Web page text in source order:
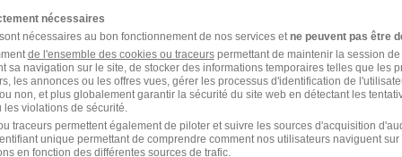
Alternance Environnement
nécessaires
nécessaires au bon fonctionnement de nos services etne peuvent pas être
de l'ensemble des cookies ou traceurspermettant de maintenir la session
sa navigation sur le site, de stocker des informations temporaires telles que les
les annonces ou les offres vues, gérer les processus d'identification de
non, et plus globalement garantir la sécurité du site web en détectant les
les violations de sécurité.
traceurs permettent également de piloter et suivre les sources d'acquisition
unique permettant de comprendre comment nos utilisateurs naviguent sur
en fonction des différentes sources de trafic.